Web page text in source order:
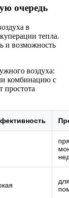
очередь
в
тепла.
и возможность
воздуха:
комбинацию с
простота